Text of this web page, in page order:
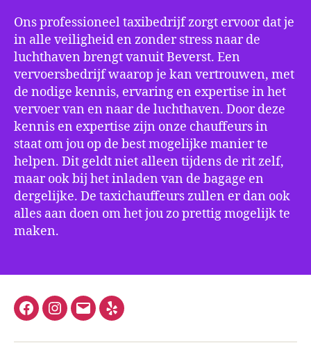
Ons professioneel taxibedrijf zorgt ervoor dat je
in alle veiligheid en zonder stress naar de
luchthaven brengt vanuit Beverst. Een
vervoersbedrijf waarop je kan vertrouwen, met
de nodige kennis, ervaring en expertise in het
vervoer van en naar de luchthaven. Door deze
kennis en expertise zijn onze chauffeurs in
staat om jou op de best mogelijke manier te
helpen. Dit geldt niet alleen tijdens de rit zelf,
maar ook bij het inladen van de bagage en
dergelijke. De taxichauffeurs zullen er dan ook
alles aan doen om het jou zo prettig mogelijk te
maken.
FacebookInstagram
E-
Yelp